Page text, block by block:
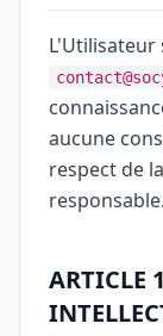
L'Utilisateur
aucune
respect de
responsable.
ARTICLE